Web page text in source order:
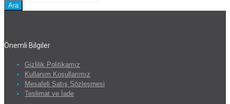
Ara
Önemli Bilgiler
Gizlilik Politikamız
Kullanım Koşullarımız
Mesafeli Satış Sözleşmesi
Teslimat ve İade